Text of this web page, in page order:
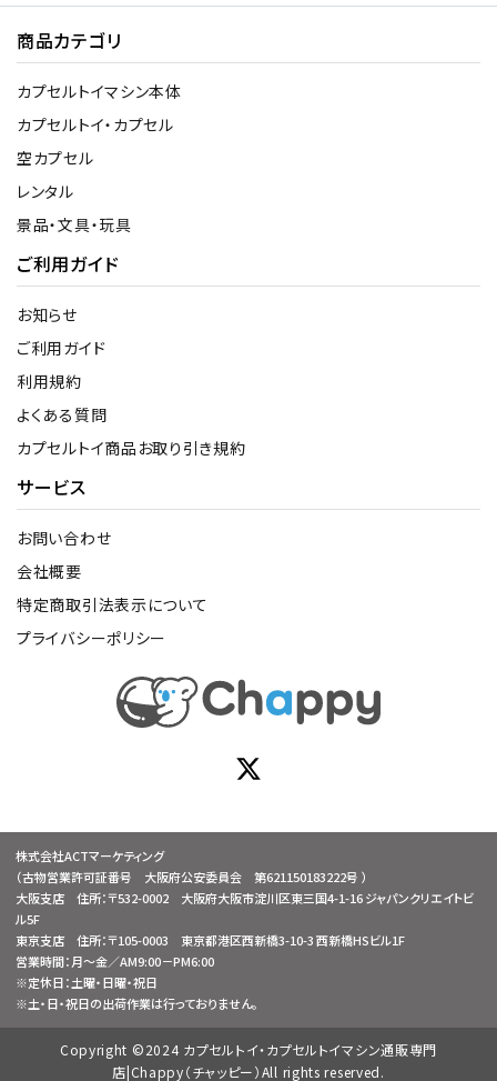
商品カテゴリ
カプセルトイマシン本体
カプセルトイ・カプセル
空カプセル
レンタル
景品・文具・玩具
ご利用ガイド
お知らせ
ご利用ガイド
利用規約
よくある質問
カプセルトイ商品お取り引き規約
サービス
お問い合わせ
会社概要
特定商取引法表示について
プライバシーポリシー
株式会社ACTマーケティング
（古物営業許可証番号 大阪府公安委員会 第621150183222号 ）
大阪支店 住所：〒532-0002 大阪府大阪市淀川区東三国4-1-16 ジャパンクリエイトビ
ル5F
東京支店 住所：〒105-0003 東京都港区西新橋3-10-3 西新橋HSビル1F
営業時間：月～金／AM9:00－PM6:00
※定休日：土曜・日曜・祝日
※土・日・祝日の出荷作業は行っておりません。
Copyright ©2024 カプセルトイ・カプセルトイマシン通販専門
店|Chappy（チャッピー）All rights reserved.